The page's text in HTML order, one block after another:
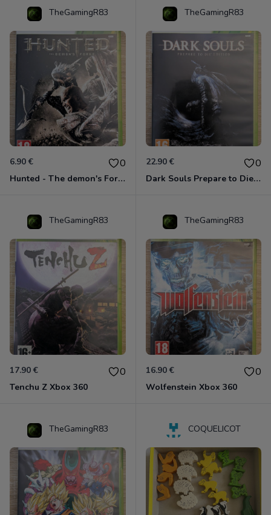
TheGamingR83
6.90 € 0
Hunted - The demon's Forge Xbox 360 (Complet CIB)
TheGamingR83
22.90 € 0
Dark Souls Prepare to Die Edition XBOX 360
TheGamingR83
17.90 € 0
Tenchu Z Xbox 360
TheGamingR83
16.90 € 0
Wolfenstein Xbox 360
TheGamingR83 COQUELICOT